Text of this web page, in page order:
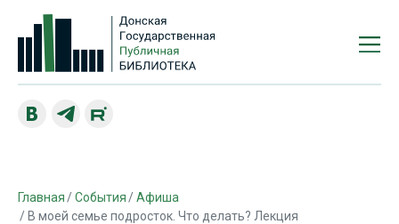
Главная События
Афиша
В моей семье подросток. Что делать? Лекция